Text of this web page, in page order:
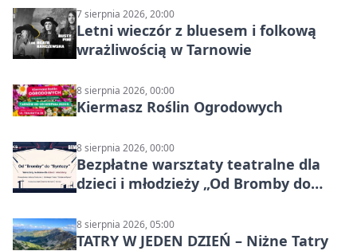
7 sierpnia 2026, 20:00
Letni wieczór z bluesem i folkową
wrażliwością w Tarnowie
8 sierpnia 2026, 00:00
Kiermasz Roślin Ogrodowych
8 sierpnia 2026, 00:00
Bezpłatne warsztaty teatralne dla
dzieci i młodzieży „Od Bromby do
8 sierpnia 2026, 05:00
TATRY W JEDEN DZIEŃ – Niżne Tatry